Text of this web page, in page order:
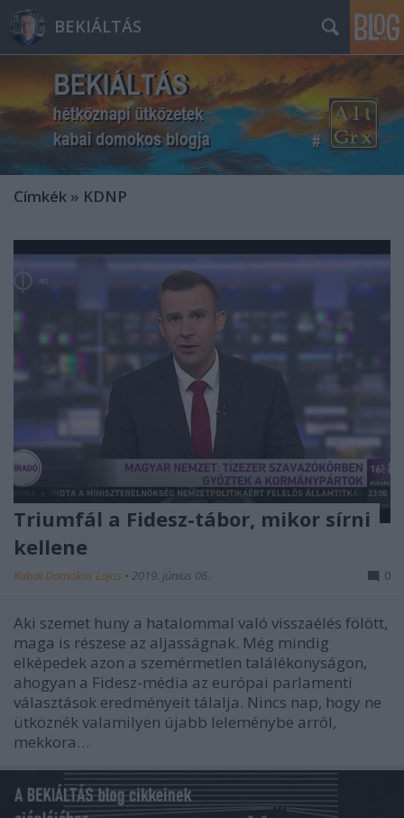
BEKIÁLTÁS
Címkék » KDNP
Triumfál a Fidesz-tábor, mikor sírni
kellene
Kabai Domokos Lajos • 2019. június 06. 0
Aki szemet huny a hatalommal való visszaélés fölött,
maga is részese az aljasságnak. Még mindig
elképedek azon a szemérmetlen találékonyságon,
ahogyan a Fidesz-média az európai parlamenti
választások eredményeit tálalja. Nincs nap, hogy ne
ütköznék valamilyen újabb leleménybe arról,
mekkora…